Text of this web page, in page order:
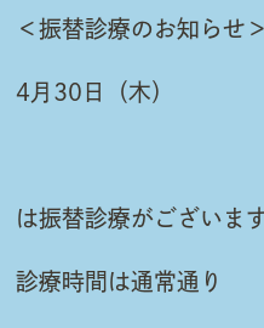
＜振替診療のお知らせ＞
4月30日（木）
は振替診療がございます
診療時間は通常通り